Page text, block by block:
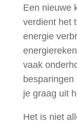
Een nieuwe
verdient het
energie
vaak
je graag uit
Het is niet